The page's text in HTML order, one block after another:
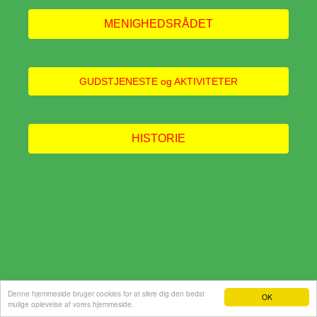
OK
Denne hjemmeside bruger cookies for at sikre dig den bedst
mulige oplevelse af vores hjemmeside.
MENIGHEDSRÅDET
GUDSTJENESTE og AKTIVITETER
HISTORIE
Hjemmeside fra e-hjemmeside.dk